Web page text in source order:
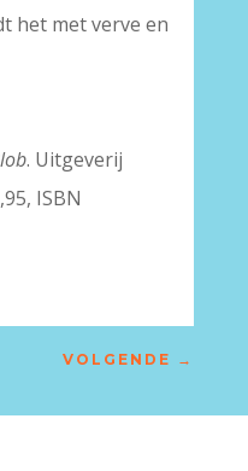
het met verve en
. Uitgeverij
ISBN
VOLGENDE →